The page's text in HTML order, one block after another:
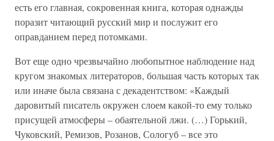
есть его главная, сокровенная книга, которая однажды
поразит читающий русский мир и послужит его
оправданием перед потомками.
Вот еще одно чрезвычайно любопытное наблюдение над
кругом знакомых литераторов, большая часть которых так
или иначе была связана с декадентством: «Каждый
даровитый писатель окружен слоем какой-то ему только
присущей атмосферы – обаятельной лжи. (…) Горький,
Чуковский, Ремизов, Розанов, Сологуб – все это